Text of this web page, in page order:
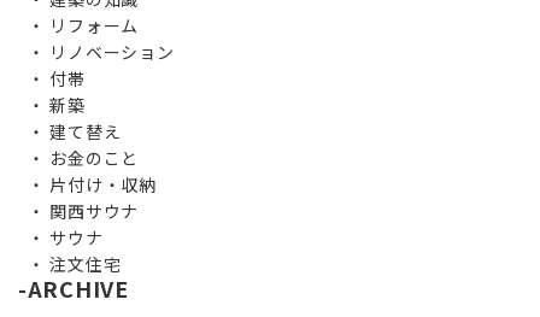
リフォーム
リノベーション
付帯
新築
建て替え
お金のこと
片付け・収納
関西サウナ
サウナ
注文住宅
ARCHIVE